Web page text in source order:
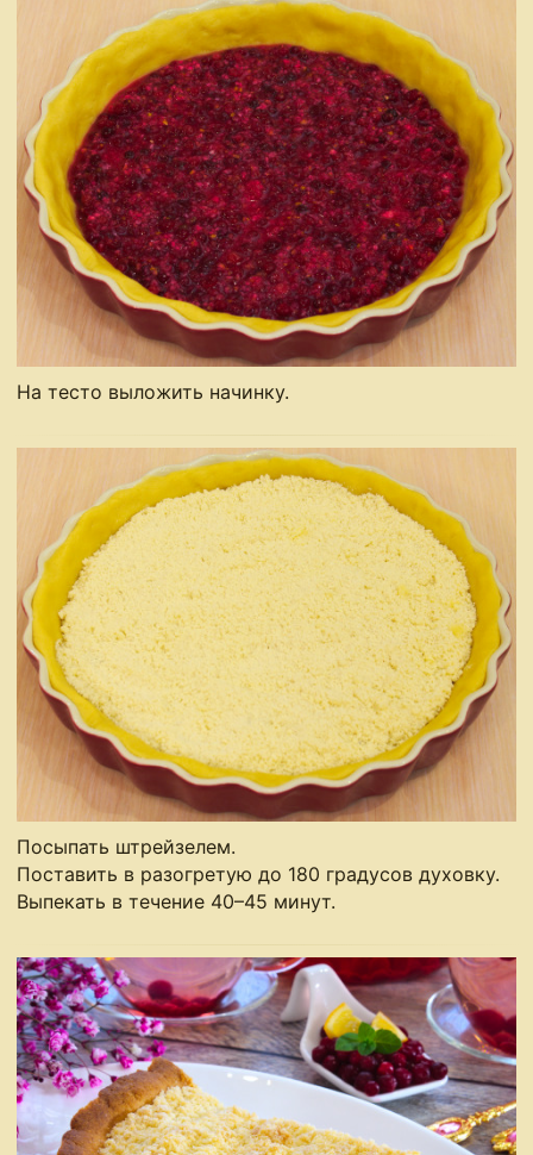
На тесто выложить начинку.
Посыпать штрейзелем.
Поставить в разогретую до 180 градусов духовку.
Выпекать в течение 40–45 минут.